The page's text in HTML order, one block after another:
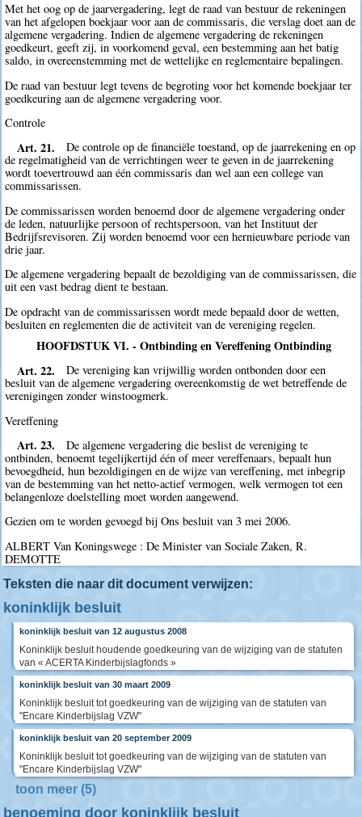
Met het oog op de jaarvergadering, legt de raad van bestuur de rekeningen
van het afgelopen boekjaar voor aan de commissaris, die verslag doet aan de
algemene vergadering. Indien de algemene vergadering de rekeningen
goedkeurt, geeft zij, in voorkomend geval, een bestemming aan het batig
saldo, in overeenstemming met de wettelijke en reglementaire bepalingen.
De raad van bestuur legt tevens de begroting voor het komende boekjaar ter
goedkeuring aan de algemene vergadering voor.
Controle
Art. 21.
De controle op de financiële toestand, op de jaarrekening en op
de regelmatigheid van de verrichtingen weer te geven in de jaarrekening
wordt toevertrouwd aan één commissaris dan wel aan een college van
commissarissen.
De commissarissen worden benoemd door de algemene vergadering onder
de leden, natuurlijke persoon of rechtspersoon, van het Instituut der
Bedrijfsrevisoren. Zij worden benoemd voor een hernieuwbare periode van
drie jaar.
De algemene vergadering bepaalt de bezoldiging van de commissarissen, die
uit een vast bedrag dient te bestaan.
De opdracht van de commissarissen wordt mede bepaald door de wetten,
besluiten en reglementen die de activiteit van de vereniging regelen.
HOOFDSTUK VI. - Ontbinding en Vereffening Ontbinding
Art. 22.
De vereniging kan vrijwillig worden ontbonden door een
besluit van de algemene vergadering overeenkomstig de wet betreffende de
verenigingen zonder winstoogmerk.
Vereffening
Art. 23.
De algemene vergadering die beslist de vereniging te
ontbinden, benoemt tegelijkertijd één of meer vereffenaars, bepaalt hun
bevoegdheid, hun bezoldigingen en de wijze van vereffening, met inbegrip
van de bestemming van het netto-actief vermogen, welk vermogen tot een
belangenloze doelstelling moet worden aangewend.
Gezien om te worden gevoegd bij Ons besluit van 3 mei 2006.
ALBERT Van Koningswege : De Minister van Sociale Zaken, R.
DEMOTTE
Teksten die naar dit document verwijzen:
koninklijk besluit
koninklijk besluit van 12 augustus 2008
Koninklijk besluit houdende goedkeuring van de wijziging van de statuten
van « ACERTA Kinderbijslagfonds »
koninklijk besluit van 30 maart 2009
Koninklijk besluit tot goedkeuring van de wijziging van de statuten van
"Encare Kinderbijslag VZW"
koninklijk besluit van 20 september 2009
Koninklijk besluit tot goedkeuring van de wijziging van de statuten van
"Encare Kinderbijslag VZW"
toon meer (5)
benoeming door koninklijk besluit